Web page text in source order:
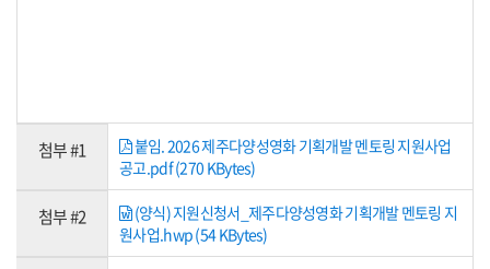
첨부 #1
붙임. 2026 제주다양성영화 기획개발 멘토링 지원사업
공고.pdf (270 KBytes)
첨부 #2
(양식) 지원신청서_제주다양성영화 기획개발 멘토링 지
원사업.hwp (54 KBytes)